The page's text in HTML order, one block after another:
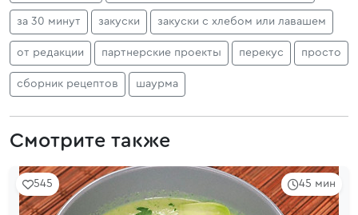
за 30 минут закуски закуски с хлебом или лавашем
от редакции партнерские проекты перекус просто
сборник рецептов шаурма
Смотрите также
45 мин
545